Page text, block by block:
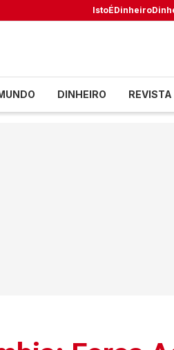
IstoÉDinheiro
DINHEIRO REVISTA